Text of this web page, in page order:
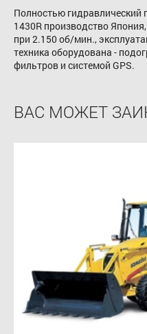
Полностью гидравлический
1430R производство
при 2.150 об/мин.,
техника оборудована -
фильтров и системой GPS.
ВАС МОЖЕТ